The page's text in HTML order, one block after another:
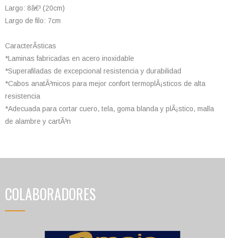
Largo: 8â€³ (20cm)
Largo de filo: 7cm
CaracterÃ­sticas
*Laminas fabricadas en acero inoxidable
*Superafiladas de excepcional resistencia y durabilidad
*Cabos anatÃ³micos para mejor confort termoplÃ¡sticos de alta
resistencia
*Adecuada para cortar cuero, tela, goma blanda y plÃ¡stico, malla
de alambre y cartÃ³n
COLABORADORES